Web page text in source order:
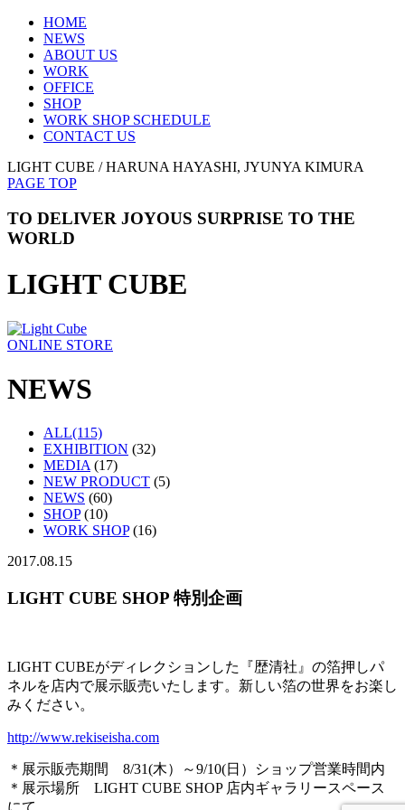
HOME
NEWS
ABOUT US
WORK
OFFICE
SHOP
WORK SHOP SCHEDULE
CONTACT US
LIGHT CUBE / HARUNA HAYASHI, JYUNYA KIMURA
PAGE TOP
TO DELIVER JOYOUS SURPRISE TO THE
WORLD
LIGHT CUBE
ONLINE STORE
NEWS
ALL(115)
EXHIBITION (32)
MEDIA(17)
NEW PRODUCT (5)
NEWS (60)
SHOP(10)
WORK SHOP(16)
2017.08.15
LIGHT CUBE SHOP 特別企画
LIGHT CUBEがディレクションした『歴清社』の箔押しパ
ネルを店内で展示販売いたします。新しい箔の世界をお楽し
みください。
http://www.rekiseisha.com
＊展示販売期間 8/31(木）～9/10(日）ショップ営業時間内
＊展示場所 LIGHT CUBE SHOP 店内ギャラリースペース
にて